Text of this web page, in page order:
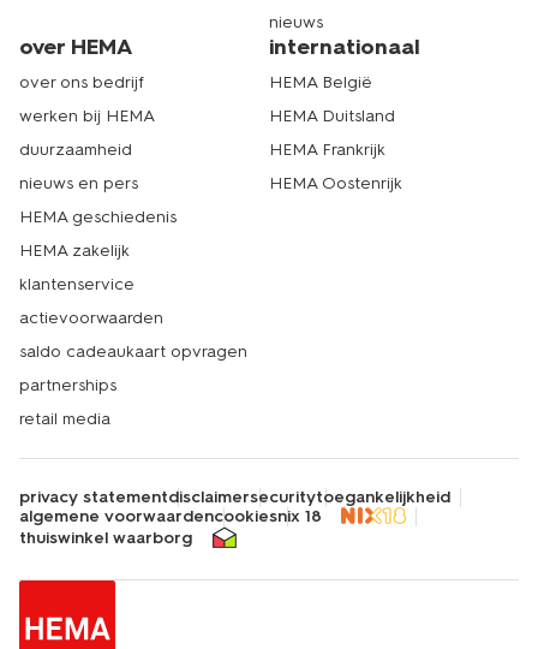
nieuws
over HEMA
over ons bedrijf
werken bij HEMA
duurzaamheid
nieuws en pers
HEMA geschiedenis
HEMA zakelijk
klantenservice
actievoorwaarden
saldo cadeaukaart opvragen
partnerships
retail media
internationaal
HEMA België
HEMA Duitsland
HEMA Frankrijk
HEMA Oostenrijk
privacy statementdisclaimersecuritytoegankelijkheid
algemene voorwaardencookiesnix 18
thuiswinkel waarborg